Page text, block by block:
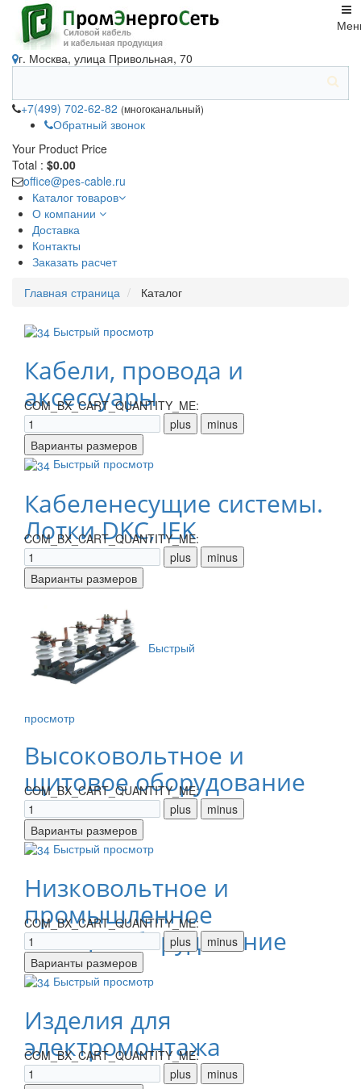
г. Москва, улица Привольная, 70
+7(499) 702-62-82 (многоканальный)
Обратный звонок
Your Product Price
Total : $0.00
office@pes-cable.ru
Каталог товаров
О компании
Доставка
Контакты
Заказать расчет
Главная страница Каталог
Быстрый просмотр
Кабели, провода и
аксессуары
COM_BX_CART_QUANTITY_ME:
Быстрый просмотр
Кабеленесущие системы.
Лотки DKC, IEK
COM_BX_CART_QUANTITY_ME:
Быстрый
просмотр
Высоковольтное и
щитовое оборудование
COM_BX_CART_QUANTITY_ME:
Быстрый просмотр
Низковольтное и
промышленное
электрооборудование
COM_BX_CART_QUANTITY_ME:
Быстрый просмотр
Изделия для
электромонтажа
COM_BX_CART_QUANTITY_ME: